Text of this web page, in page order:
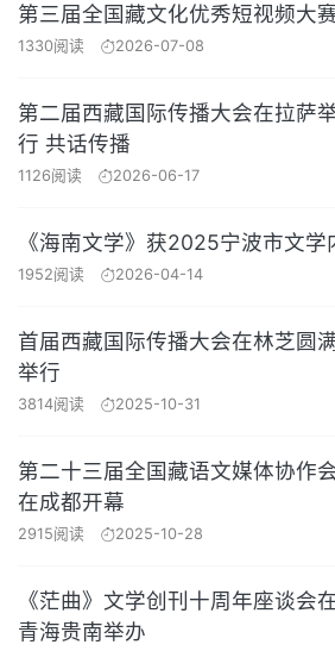
第三届全国藏文化优秀短视频大
1330阅读 2026-07-08
第二届西藏国际传播大会在拉萨
行 共话传播
1126阅读 2026-06-17
《海南文学》获2025宁波市文学
1952阅读 2026-04-14
首届西藏国际传播大会在林芝圆
举行
3814阅读 2025-10-31
第二十三届全国藏语文媒体协作
在成都开幕
2915阅读 2025-10-28
《茫曲》文学创刊十周年座谈会
青海贵南举办